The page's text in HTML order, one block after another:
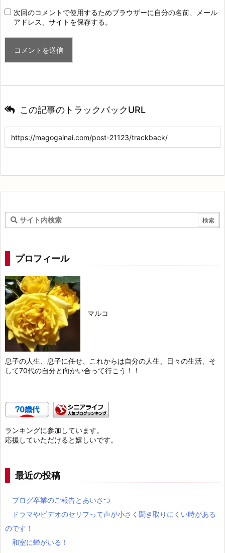
次回のコメントで使用するためブラウザーに自分の名前、メール
アドレス、サイトを保存する。
この記事のトラックバックURL
プロフィール
マルコ
息子の人生、息子に任せ、これからは自分の人生、日々の生活、そ
して70代の自分と向かい合って行こう！！
ランキングに参加しています。
応援していただけると嬉しいです。
最近の投稿
ブログ卒業のご報告とあいさつ
ドラマやビデオのセリフって声が小さく聞き取りにくい時がある
のです！
和室に蝉がいる！